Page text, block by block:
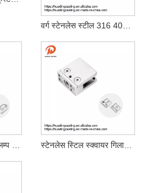
वर्ग स्टेनलेस स्टील 316 404 गिलास क्ल्याम्प फ्ल्याट आधार
स्टेनलेस स्टिल स्क्वायर गिलास गिलाम्प 8-1-13..52mm गिलास